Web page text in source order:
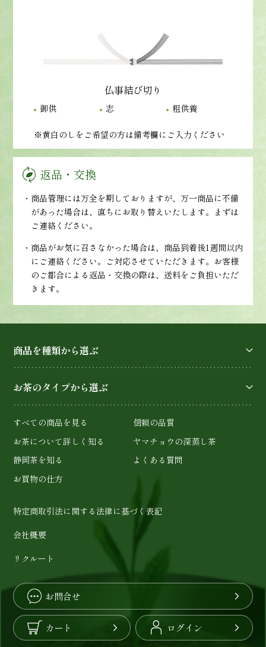
仏事結び切り
御供 志 粗供養
※黄白のしをご希望の方は備考欄にご入力ください
返品・交換
・商品管理には万全を期しておりますが、万一商品に不備
があった場合は、直ちにお取り替えいたします。まずは
ご連絡ください。
・商品がお気に召さなかった場合は、商品到着後1週間以内
にご連絡ください。ご対応させていただきます。お客様
のご都合による返品・交換の際は、送料をご負担いただ
きます。
商品を種類から選ぶ
お茶のタイプから選ぶ
すべての商品を見る
信頼の品質
お茶について詳しく知る
ヤマチョウの深蒸し茶
静岡茶を知る
よくある質問
お買物の仕方
特定商取引法に関する法律に基づく表記
会社概要
リクルート
お問合せ
カート ログイン